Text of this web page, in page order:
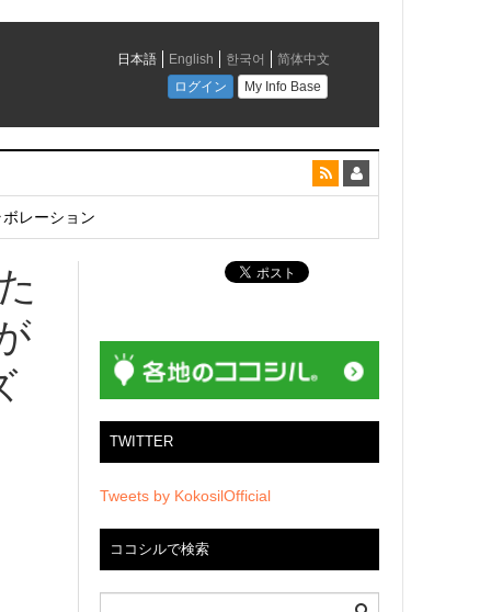
レーション
TWITTER
Tweets by KokosilOfficial
ココシルで検索